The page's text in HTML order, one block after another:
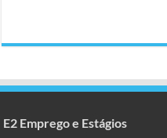
E2 Emprego e Estágios